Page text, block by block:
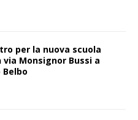
per la nuova scuola
via Monsignor Bussi a